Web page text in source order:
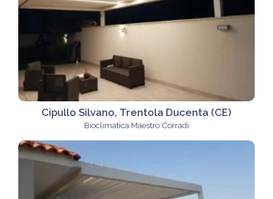
Cipullo Silvano, Trentola Ducenta (CE)
Bioclimatica Maestro Corradi